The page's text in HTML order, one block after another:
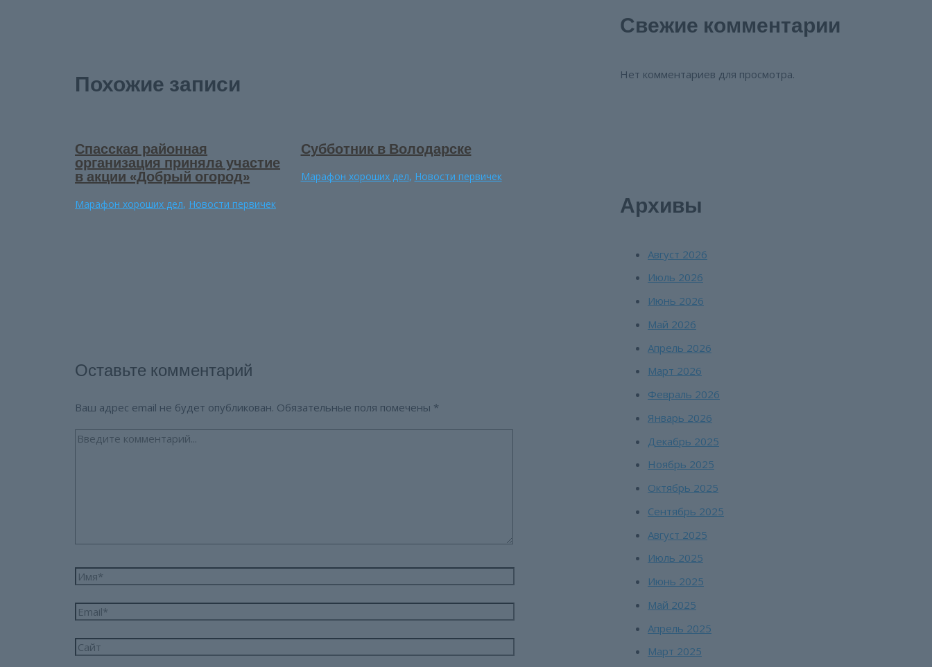
Похожие записи
Спасская районная
организация приняла участие
в акции «Добрый огород»
Марафон хороших дел, Новости первичек
Субботник в Володарске
Марафон хороших дел, Новости первичек
Оставьте комментарий
Ваш адрес email не будет опубликован. Обязательные поля помечены *
Введите
Имя*
Email*
Сайт
Свежие комментарии
Нет комментариев для просмотра.
Архивы
Август 2026
Июль 2026
Июнь 2026
Май 2026
Апрель 2026
Март 2026
Февраль 2026
Январь 2026
Декабрь 2025
Ноябрь 2025
Октябрь 2025
Сентябрь 2025
Август 2025
Июль 2025
Июнь 2025
Май 2025
Апрель 2025
Март 2025